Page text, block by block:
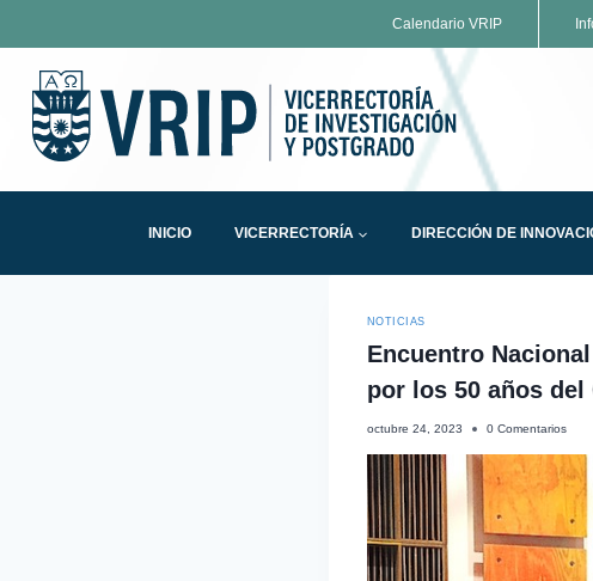
Calendario VRIP
INICIO VICERRECTORÍA DIRECCIÓN DE
NOTICIAS
Encuentro
por los 50 años del
octubre 24, 2023 0 Comentarios